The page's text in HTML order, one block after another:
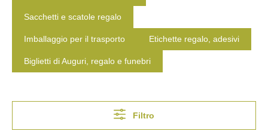
Sacchetti e scatole regalo
Imballaggio per il trasporto Etichette regalo, adesivi
Biglietti di Auguri, regalo e funebri
Filtro